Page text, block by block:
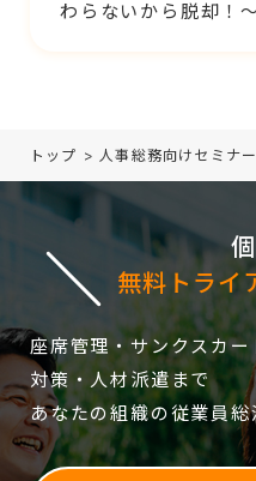
わらないから脱却！
トップ >人事総務向けセミナー
無料トライ
座席管理・サンクスカ
対策・人材派遣まで
あなたの組織の従業員総